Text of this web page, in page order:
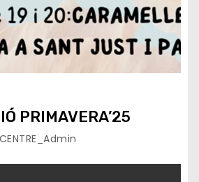
PRIMAVERA’25
CENTRE_Admin